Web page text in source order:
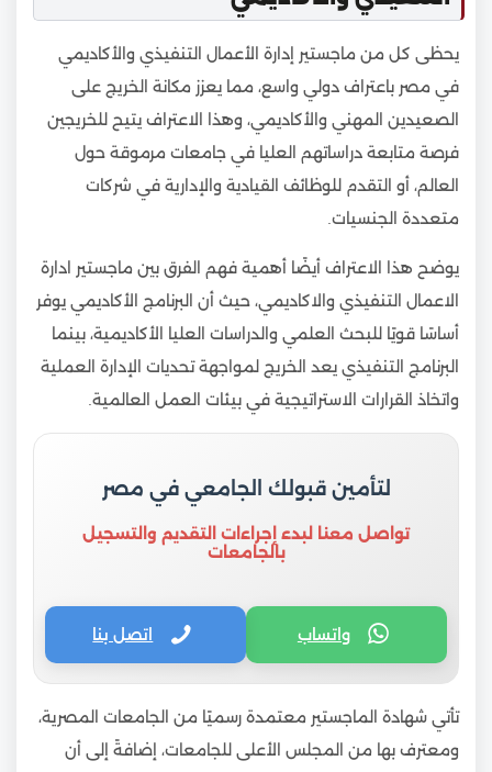
يحظى كل من ماجستير إدارة الأعمال التنفيذي والأكاديمي
في مصر باعتراف دولي واسع، مما يعزز مكانة الخريج على
الصعيدين المهني والأكاديمي، وهذا الاعتراف يتيح للخريجين
فرصة متابعة دراساتهم العليا في جامعات مرموقة حول
العالم، أو التقدم للوظائف القيادية والإدارية في شركات
متعددة الجنسيات.
يوضح هذا الاعتراف أيضًا أهمية فهم الفرق بين ماجستير ادارة
الاعمال التنفيذي والاكاديمي، حيث أن البرنامج الأكاديمي يوفر
أساسًا قويًا للبحث العلمي والدراسات العليا الأكاديمية، بينما
البرنامج التنفيذي يعد الخريج لمواجهة تحديات الإدارة العملية
واتخاذ القرارات الاستراتيجية في بيئات العمل العالمية.
لتأمين قبولك الجامعي في مصر
تواصل معنا لبدء إجراءات التقديم والتسجيل
بالجامعات
واتساب اتصل بنا
تأتي شهادة الماجستير معتمدة رسميًا من الجامعات المصرية،
ومعترف بها من المجلس الأعلى للجامعات، إضافةً إلى أن